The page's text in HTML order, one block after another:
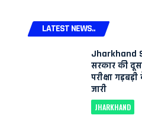
LATEST NEWS..
Jharkhand
सरकार की
परीक्षा
जारी
JHARKHAND